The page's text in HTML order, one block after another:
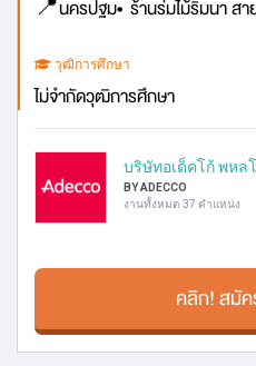
📍นครปฐม• ร้านร่มไม้ริมนา ส
วุฒิการศึกษา
ไม่จำกัดวุฒิการศึกษา
บริษัทอเด็คโก้ พหล
BY ADECCO
งานทั้งหมด 37 ตำแหน่ง
คลิก! สมั